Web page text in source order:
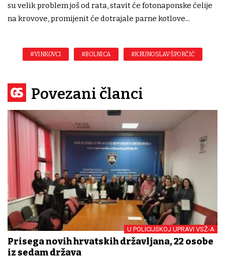
su velik problem još od rata, stavit će fotonaponske ćelije
na krovove, promijenit će dotrajale parne kotlove...
#VINKOVCI #BOLNICA #KRUNOSLAV ŠPORČIĆ
Povezani članci
U POLICIJSKOJ UPRAVI VSŽ-A
Prisega novih hrvatskih državljana, 22 osobe
iz sedam država